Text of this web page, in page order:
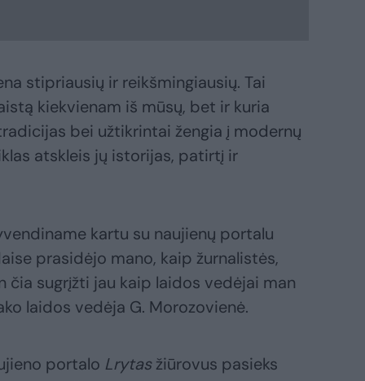
stipriausių ir reikšmingiausių. Tai
kiekvienam iš mūsų, bet ir kuria
bei užtikrintai žengia į modernų
atskleis jų istorijas, patirtį ir
kartu su naujienų portalu
prasidėjo mano, kaip žurnalistės,
čia sugrįžti jau kaip laidos vedėjai man
laidos vedėja G. Morozovienė.
portalo Lrytasžiūrovus pasieks